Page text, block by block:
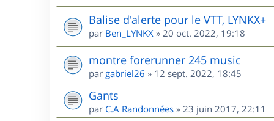
Balise d'alerte pour le VTT, LYNKX+
par Ben_LYNKX » 20 oct. 2022, 19:18
montre forerunner 245 music
par gabriel26 » 12 sept. 2022, 18:45
Gants
par C.A Randonnées » 23 juin 2017, 22:11